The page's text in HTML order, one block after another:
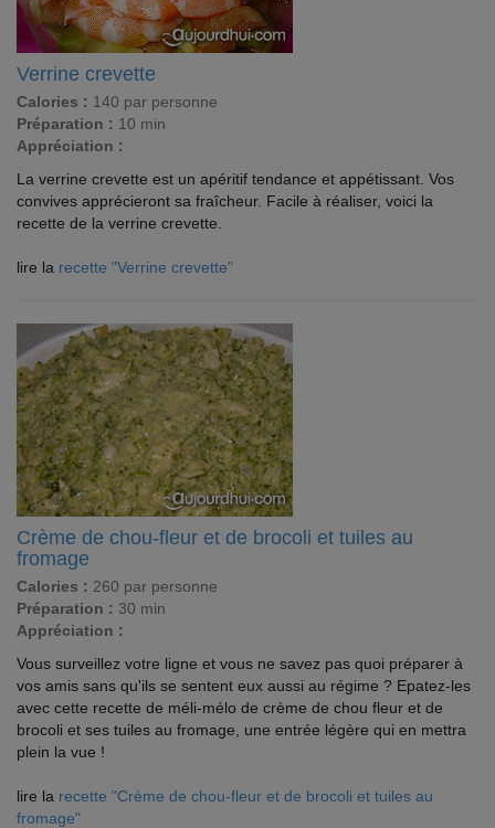
Verrine crevette
Calories : 140 par personne
Préparation : 10 min
Appréciation :
La verrine crevette est un apéritif tendance et appétissant. Vos
convives apprécieront sa fraîcheur. Facile à réaliser, voici la
recette de la verrine crevette.
lire la recette "Verrine crevette"
Crème de chou-fleur et de brocoli et tuiles au
fromage
Calories : 260 par personne
Préparation : 30 min
Appréciation :
Vous surveillez votre ligne et vous ne savez pas quoi préparer à
vos amis sans qu'ils se sentent eux aussi au régime ? Epatez-les
avec cette recette de méli-mélo de crème de chou fleur et de
brocoli et ses tuiles au fromage, une entrée légère qui en mettra
plein la vue !
lire la recette "Crème de chou-fleur et de brocoli et tuiles au
fromage"